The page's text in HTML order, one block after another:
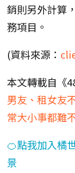
銷則另外計算
務項目。
(資料來源：
本文轉載自《
男友、租女友
常大小事都難
🍊點我加入橘
景